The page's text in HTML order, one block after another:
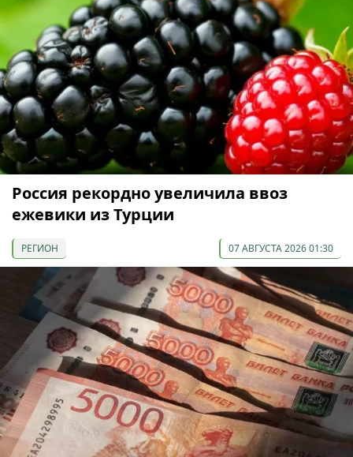
Россия рекордно увеличила ввоз
ежевики из Турции
РЕГИОН 07 АВГУСТА 2026 01:30